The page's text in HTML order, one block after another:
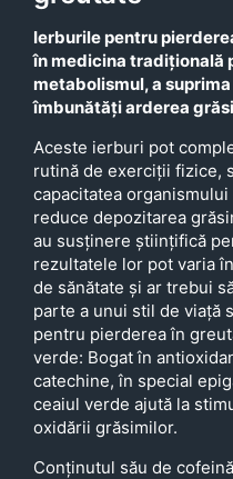
Ierburile pentru
în medicina tradițională
metabolismul, a
îmbunătăți arderea
Aceste ierburi pot
rutină de exerciții fizice,
capacitatea
reduce depozitarea
au susținere științifică
rezultatele lor pot varia
de sănătate și ar trebui
parte a unui stil de viață
pentru pierderea în
verde: Bogat în
catechine, în special
ceaiul verde ajută la
oxidării grăsimilor.
Conținutul său de